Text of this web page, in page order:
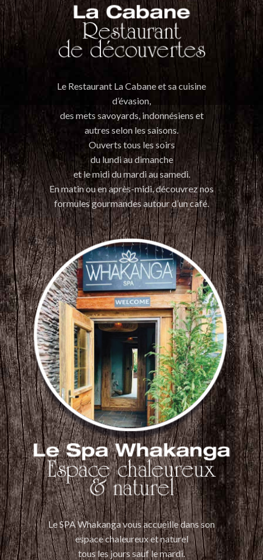
Le Restaurant La Cabane et sa cuisine
d’évasion,
des mets savoyards, indonnésiens et
autres selon les saisons.
Ouverts tous les soirs
du lundi au dimanche
et le midi du mardi au samedi.
En matin ou en après-midi, découvrez nos
formules gourmandes autour d’un café.
Le SPA Whakanga vous accueille dans son
espace chaleureux et naturel
tous les jours sauf le mardi.